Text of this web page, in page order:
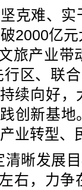
克难、
2000亿
旅产业带
区、联
续向好
创新基
业转型、
晰发展
右，力